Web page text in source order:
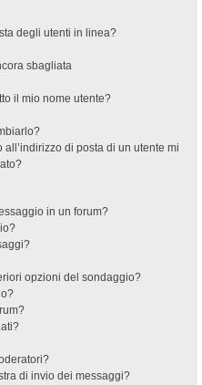
degli utenti in linea?
sbagliata
il mio nome utente?
di posta di un utente mi
in un forum?
opzioni del sondaggio?
di invio dei messaggi?